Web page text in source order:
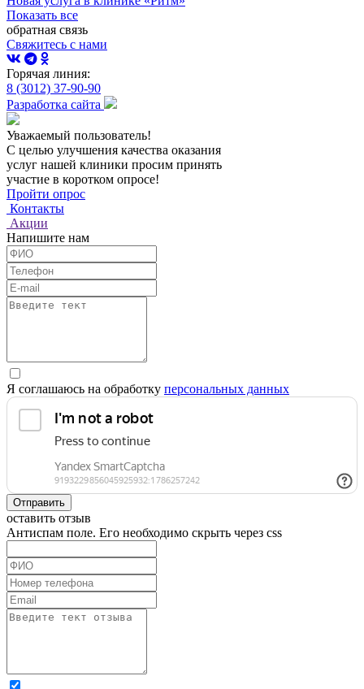
Показать все
обратная связь
Свяжитесь с нами
Горячая линия:
8 (3012) 37-90-90
Разработка сайта
Уважаемый пользователь!
С целью улучшения качества оказания
услуг нашей клиники просим принять
участие в коротком опросе!
Пройти опрос
Контакты
Акции
Напишите нам
Я соглашаюсь на обработку персональных данных
Отправить
оставить отзыв
Антиспам поле. Его необходимо скрыть через css